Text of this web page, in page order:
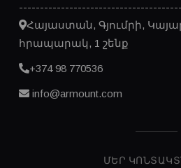
Հայաստան, Գյումրի,
հրապարակ, 1 շենք
+374 98 770536
info@armount.com
ՄԵՐ